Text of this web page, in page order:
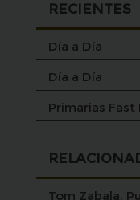
RECIENTES
Día a Día
Día a Día
Primarias Fast
Tom Zabala,